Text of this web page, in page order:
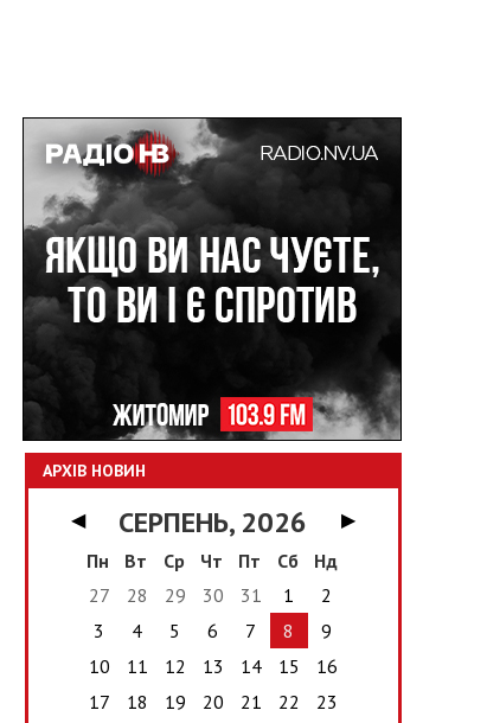
АРХІВ НОВИН
◀ СЕРПЕНЬ, 2026
▶
Пн
Вт Ср Чт Пт Сб
Нд
27
28 29 30 31 1
2
3
4 5 6 7 8
9
10
11 12 13 14 15
16
17
18 19 20 21 22
23